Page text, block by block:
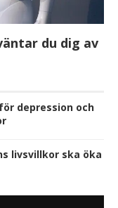
du dig av
depression och
livsvillkor ska öka